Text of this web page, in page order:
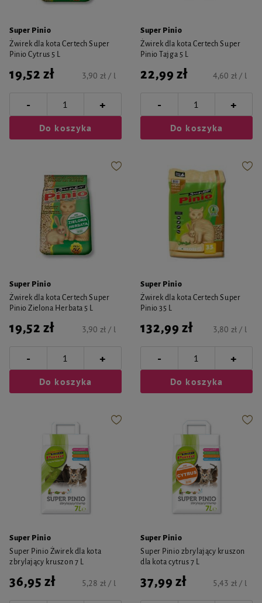
Super Pinio
Żwirek dla kota Certech Super
Pinio Cytrus 5 L
19,52 zł 3,90 zł / l
- +
Do koszyka
Super Pinio
Żwirek dla kota Certech Super
Pinio Tajga 5 L
22,99 zł 4,60 zł / l
- +
Do koszyka
Super Pinio
Żwirek dla kota Certech Super
Pinio Zielona Herbata 5 L
19,52 zł 3,90 zł / l
- +
Do koszyka
Super Pinio
Żwirek dla kota Certech Super
Pinio 35 L
132,99 zł 3,80 zł / l
- +
Do koszyka
Super Pinio
Super Pinio Żwirek dla kota
zbrylający kruszon 7 L
36,95 zł 5,28 zł / l
Super Pinio
Super Pinio zbrylający kruszon
dla kota cytrus 7 L
37,99 zł 5,43 zł / l